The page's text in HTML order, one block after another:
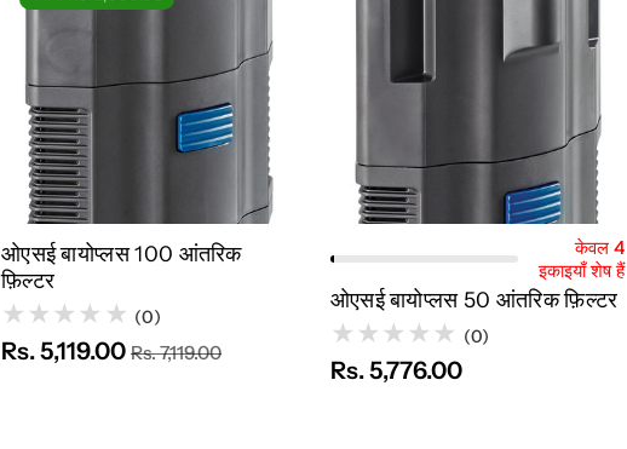
त्वरित नज़र
ओएसई बायोप्लस 100 आंतरिक
फ़िल्टर
(0)
Rs. 5,119.00 Rs. 7,119.00
त्वरित नज़र कार्ट में जोड़ें
केवल 4
इकाइयाँ शेष हैं
ओएसई बायोप्लस 50 आंतरिक फ़िल्टर
(0)
Rs. 5,776.00